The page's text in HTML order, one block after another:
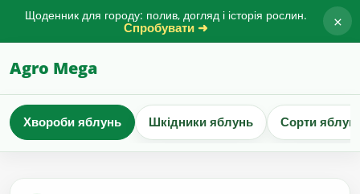
Щоденник для городу: полив, догляд і історія рослин.
Спробувати ➜ ×
Agro Mega
Хвороби яблунь Шкідники яблунь Сорти